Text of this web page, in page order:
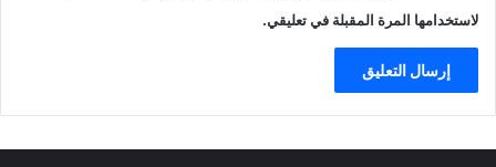
لاستخدامها المرة المقبلة في تعليقي.